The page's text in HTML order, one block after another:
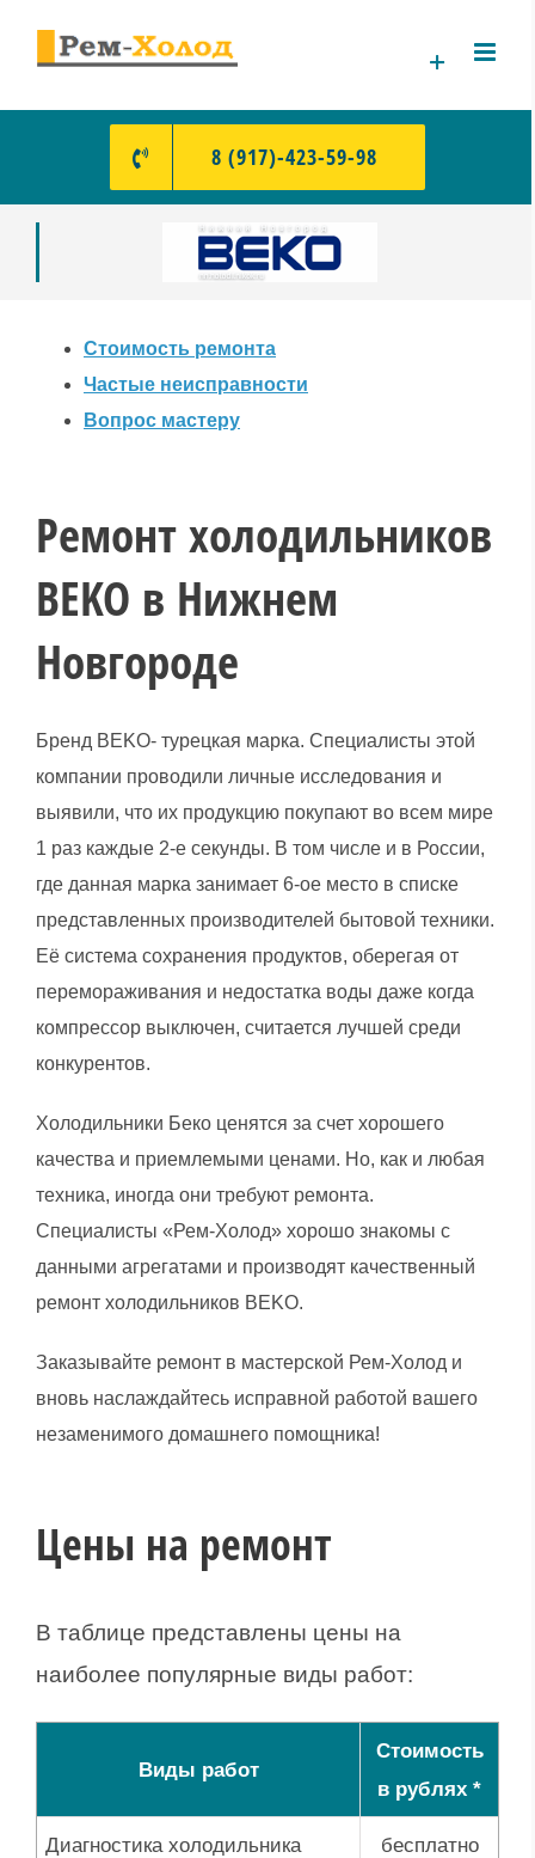
8 (917)-423-59-98
Стоимость ремонта
Частые неисправности
Вопрос мастеру
Ремонт холодильников
BEKO в Нижнем
Новгороде
Бренд BEKO- турецкая марка. Специалисты этой
компании проводили личные исследования и
выявили, что их продукцию покупают во всем мире
1 раз каждые 2-е секунды. В том числе и в России,
где данная марка занимает 6-ое место в списке
представленных производителей бытовой техники.
Её система сохранения продуктов, оберегая от
перемораживания и недостатка воды даже когда
компрессор выключен, считается лучшей среди
конкурентов.
Холодильники Беко ценятся за счет хорошего
качества и приемлемыми ценами. Но, как и любая
техника, иногда они требуют ремонта.
Специалисты «Рем-Холод» хорошо знакомы с
данными агрегатами и производят качественный
ремонт холодильников BEKO.
Заказывайте ремонт в мастерской Рем-Холод и
вновь наслаждайтесь исправной работой вашего
незаменимого домашнего помощника!
Цены на ремонт
В таблице представлены цены на
наиболее популярные виды работ:
Виды работ
Стоимость
в рублях *
Диагностика холодильника бесплатно